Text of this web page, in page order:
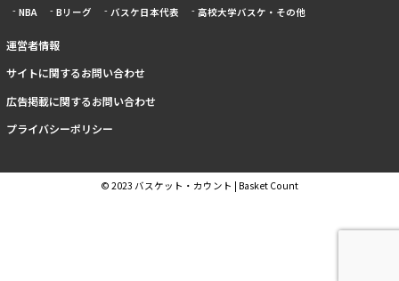
NBA Bリーグ バスケ日本代表 高校大学バスケ・その他
運営者情報
サイトに関するお問い合わせ
広告掲載に関するお問い合わせ
プライバシーポリシー
© 2023 バスケット・カウント | Basket Count